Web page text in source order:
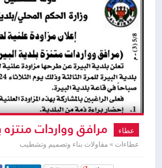
عطاء مرافق وواردات منتزه
عطاءات » مقاولات بناء وتصميم وتشطيب